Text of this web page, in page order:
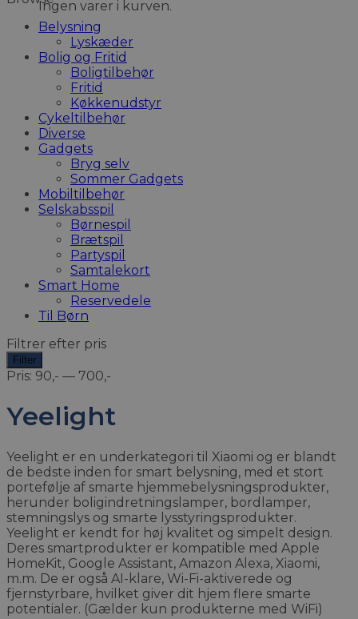
Ingen varer i kurven.
Belysning
Lyskæder
Bolig og Fritid
Boligtilbehør
Fritid
Køkkenudstyr
Cykeltilbehør
Diverse
Gadgets
Bryg selv
Sommer Gadgets
Mobiltilbehør
Selskabsspil
Børnespil
Brætspil
Partyspil
Samtalekort
Smart Home
Reservedele
Til Børn
Filtrer efter pris
Mindste
pris
Højeste
pris
Filter
Pris: 90,- — 700,-
Yeelight
Yeelight er en underkategori til Xiaomi og er blandt
de bedste inden for smart belysning, med et stort
portefølje af smarte hjemmebelysningsprodukter,
herunder boligindretningslamper, bordlamper,
stemningslys og smarte lysstyringsprodukter.
Yeelight er kendt for høj kvalitet og simpelt design.
Deres smartprodukter er kompatible med Apple
HomeKit, Google Assistant, Amazon Alexa, Xiaomi,
m.m. De er også AI-klare, Wi-Fi-aktiverede og
fjernstyrbare, hvilket giver dit hjem flere smarte
potentialer. (Gælder kun produkterne med WiFi)